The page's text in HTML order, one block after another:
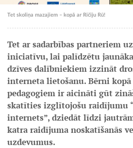
Tet skoliņa mazajiem – kopā ar Ričiju Rū!
Tet ar sadarbības partneriem
iniciatīvu, lai palīdzētu
dzīves dalībniekiem izzināt
interneta lietošanu. Bērni
pedagogiem ir aicināti gūt
skatīties izglītojošu raidījumu
internets”, dziedāt līdzi
katra raidījuma noskatīšanās
uzdevumus.